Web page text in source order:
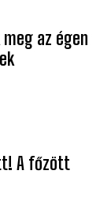
az égen
A főzött